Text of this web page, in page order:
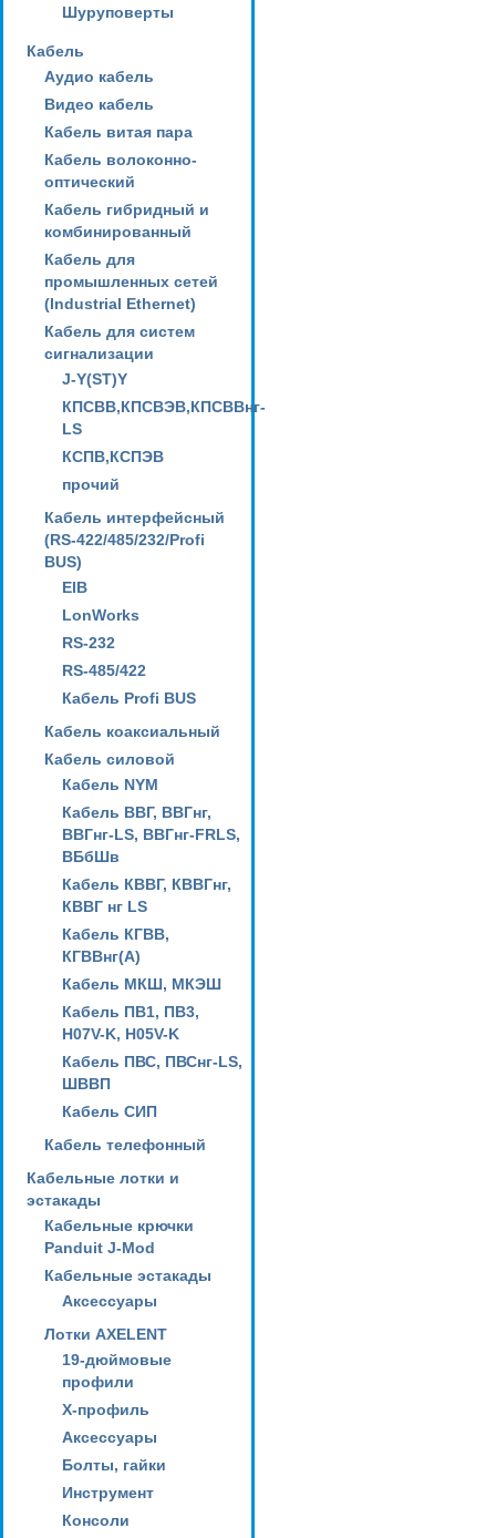
Шуруповерты
Кабель
Аудио кабель
Видео кабель
Кабель витая пара
Кабель волоконно-
оптический
Кабель гибридный и
комбинированный
Кабель для
промышленных сетей
(Industrial Ethernet)
Кабель для систем
сигнализации
J-Y(ST)Y
КПСВВ,КПСВЭВ,КПСВВнг-
LS
КСПВ,КСПЭВ
прочий
Кабель интерфейсный
(RS-422/485/232/Profi
BUS)
EIB
LonWorks
RS-232
RS-485/422
Кабель Profi BUS
Кабель коаксиальный
Кабель силовой
Кабель NYM
Кабель ВВГ, ВВГнг,
ВВГнг-LS, ВВГнг-FRLS,
ВБбШв
Кабель КВВГ, КВВГнг,
КВВГ нг LS
Кабель КГВВ,
КГВВнг(А)
Кабель МКШ, МКЭШ
Кабель ПВ1, ПВ3,
H07V-K, H05V-K
Кабель ПВС, ПВСнг-LS,
ШВВП
Кабель СИП
Кабель телефонный
Кабельные лотки и
эстакады
Кабельные крючки
Panduit J-Mod
Кабельные эстакады
Аксессуары
Лотки AXELENT
19-дюймовые
профили
X-профиль
Аксессуары
Болты, гайки
Инструмент
Консоли